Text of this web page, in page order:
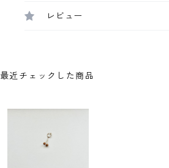
レビュー
最近チェックした商品